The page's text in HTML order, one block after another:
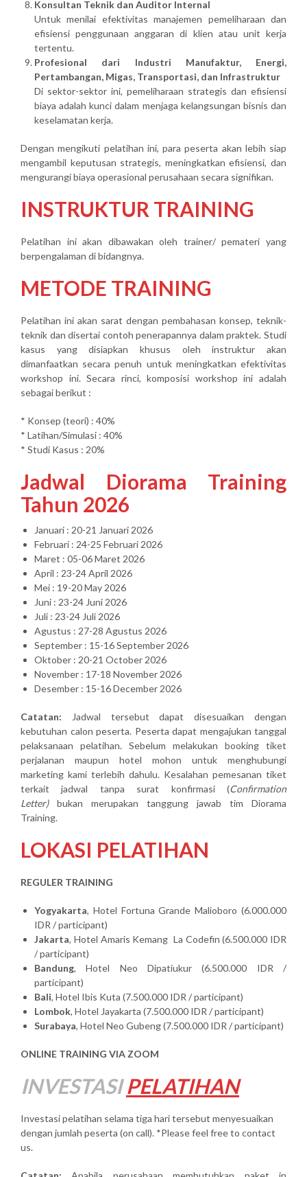
Konsultan Teknik dan Auditor Internal
Untuk menilai efektivitas manajemen pemeliharaan dan
efisiensi penggunaan anggaran di klien atau unit kerja
tertentu.
Profesional dari Industri Manufaktur, Energi,
Pertambangan, Migas, Transportasi, dan Infrastruktur
Di sektor-sektor ini, pemeliharaan strategis dan efisiensi
biaya adalah kunci dalam menjaga kelangsungan bisnis dan
keselamatan kerja.
Dengan mengikuti pelatihan ini, para peserta akan lebih siap
mengambil keputusan strategis, meningkatkan efisiensi, dan
mengurangi biaya operasional perusahaan secara signifikan.
INSTRUKTUR TRAINING
Pelatihan ini akan dibawakan oleh trainer/ pemateri yang
berpengalaman di bidangnya.
METODE TRAINING
Pelatihan ini akan sarat dengan pembahasan konsep, teknik-
teknik dan disertai contoh penerapannya dalam praktek. Studi
kasus yang disiapkan khusus oleh instruktur akan
dimanfaatkan secara penuh untuk meningkatkan efektivitas
workshop ini. Secara rinci, komposisi workshop ini adalah
sebagai berikut :
* Konsep (teori) : 40%
* Latihan/Simulasi : 40%
* Studi Kasus : 20%
Jadwal Diorama Training
Tahun 2026
Januari : 20-21 Januari 2026
Februari : 24-25 Februari 2026
Maret : 05-06 Maret 2026
April : 23-24 April 2026
Mei : 19-20 May 2026
Juni : 23-24 Juni 2026
Juli : 23-24 Juli 2026
Agustus : 27-28 Agustus 2026
September : 15-16 September 2026
Oktober : 20-21 October 2026
November : 17-18 November 2026
Desember : 15-16 December 2026
Catatan: Jadwal tersebut dapat disesuaikan dengan
kebutuhan calon peserta. Peserta dapat mengajukan tanggal
pelaksanaan pelatihan. Sebelum melakukan booking tiket
perjalanan maupun hotel mohon untuk menghubungi
marketing kami terlebih dahulu. Kesalahan pemesanan tiket
terkait jadwal tanpa surat konfirmasi (Confirmation
Letter)bukan merupakan tanggung jawab tim Diorama
Training.
LOKASI PELATIHAN
REGULER TRAINING
Yogyakarta, Hotel Fortuna Grande Malioboro (6.000.000
IDR / participant)
Jakarta, Hotel Amaris Kemang La Codefin (6.500.000 IDR
/ participant)
Bandung, Hotel Neo Dipatiukur (6.500.000 IDR /
participant)
Bali, Hotel Ibis Kuta (7.500.000 IDR / participant)
Lombok, Hotel Jayakarta (7.500.000 IDR / participant)
Surabaya, Hotel Neo Gubeng (7.500.000 IDR / participant)
ONLINE TRAINING VIA ZOOM
INVESTASI PELATIHAN
Investasi pelatihan selama tiga hari tersebut menyesuaikan
dengan jumlah peserta (on call). *Please feel free to contact
us.